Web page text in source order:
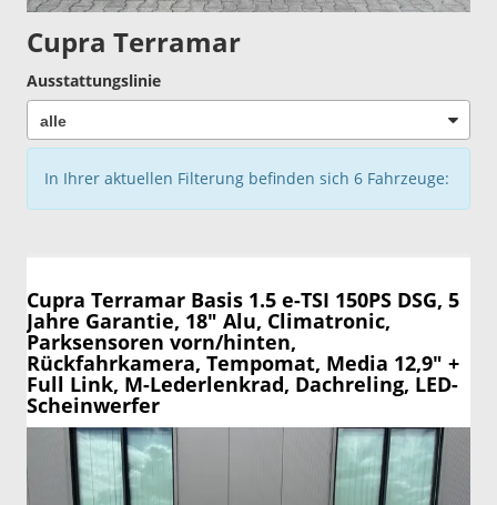
Cupra Terramar
Ausstattungslinie
In Ihrer aktuellen Filterung befinden sich 6 Fahrzeuge:
Cupra Terramar Basis 1.5 e-TSI 150PS DSG, 5
Jahre Garantie, 18" Alu, Climatronic,
Parksensoren vorn/hinten,
Rückfahrkamera, Tempomat, Media 12,9" +
Full Link, M-Lederlenkrad, Dachreling, LED-
Scheinwerfer